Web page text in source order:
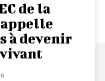
de la
à devenir